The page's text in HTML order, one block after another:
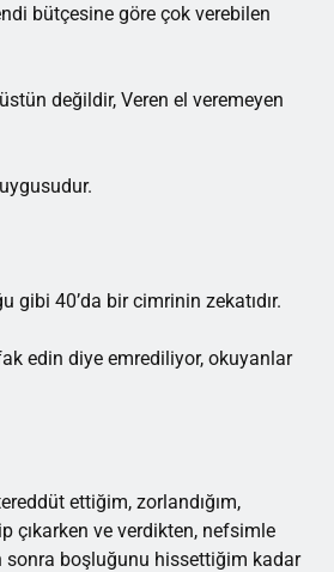
bütçesine göre çok verebilen
değildir, Veren el veremeyen
gibi 40’da bir cimrinin zekatıdır.
edin diye emrediliyor, okuyanlar
ettiğim, zorlandığım,
çıkarken ve verdikten, nefsimle
sonra boşluğunu hissettiğim kadar